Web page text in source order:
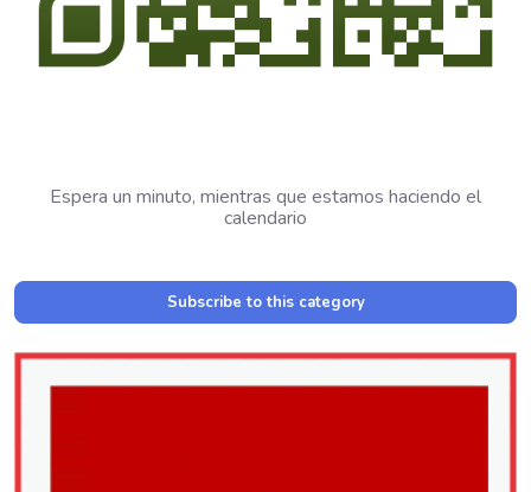
Espera un minuto, mientras que estamos haciendo el
calendario
Subscribe to this category